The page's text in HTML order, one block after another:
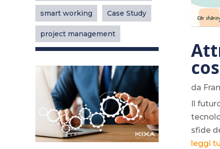
smart working Case Study
project management
da
Il
sfide
leggi